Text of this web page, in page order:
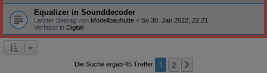
Equalizer in Sounddecoder
Letzter Beitrag von Modellbauhütte « So 30. Jan 2022, 22:21
Verfasst in Digital
Die Suche ergab 45 Treffer 1 2